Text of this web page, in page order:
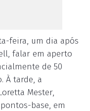
feira, um dia após
falar em aperto
de 50
À tarde, a
Mester,
base, em